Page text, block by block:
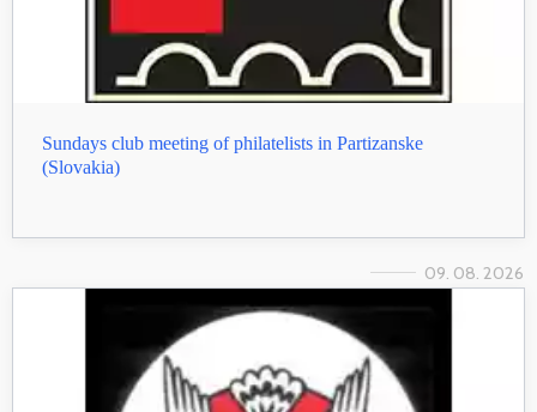
Sundays club meeting of philatelists in Partizanske
(Slovakia)
09. 08. 2026